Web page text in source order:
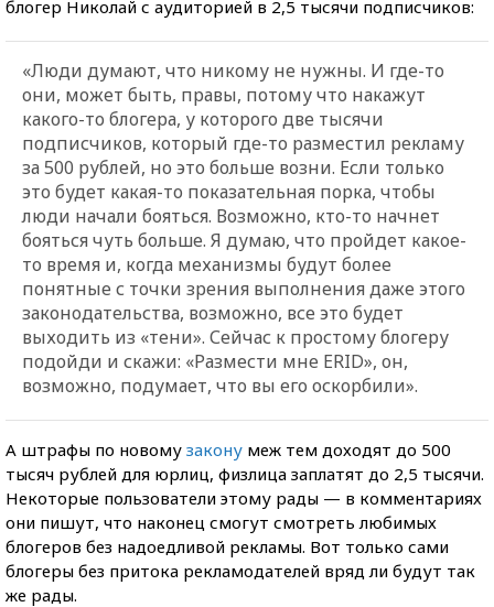
блогер Николай с аудиторией в 2,5 тысячи подписчиков:
«Люди думают, что никому не нужны. И где-то
они, может быть, правы, потому что накажут
какого-то блогера, у которого две тысячи
подписчиков, который где-то разместил рекламу
за 500 рублей, но это больше возни. Если только
это будет какая-то показательная порка, чтобы
люди начали бояться. Возможно, кто-то начнет
бояться чуть больше. Я думаю, что пройдет какое-
то время и, когда механизмы будут более
понятные с точки зрения выполнения даже этого
законодательства, возможно, все это будет
выходить из «тени». Сейчас к простому блогеру
подойди и скажи: «Размести мне ERID», он,
возможно, подумает, что вы его оскорбили».
А штрафы по новому закону меж тем доходят до 500
тысяч рублей для юрлиц, физлица заплатят до 2,5 тысячи.
Некоторые пользователи этому рады — в комментариях
они пишут, что наконец смогут смотреть любимых
блогеров без надоедливой рекламы. Вот только сами
блогеры без притока рекламодателей вряд ли будут так
же рады.